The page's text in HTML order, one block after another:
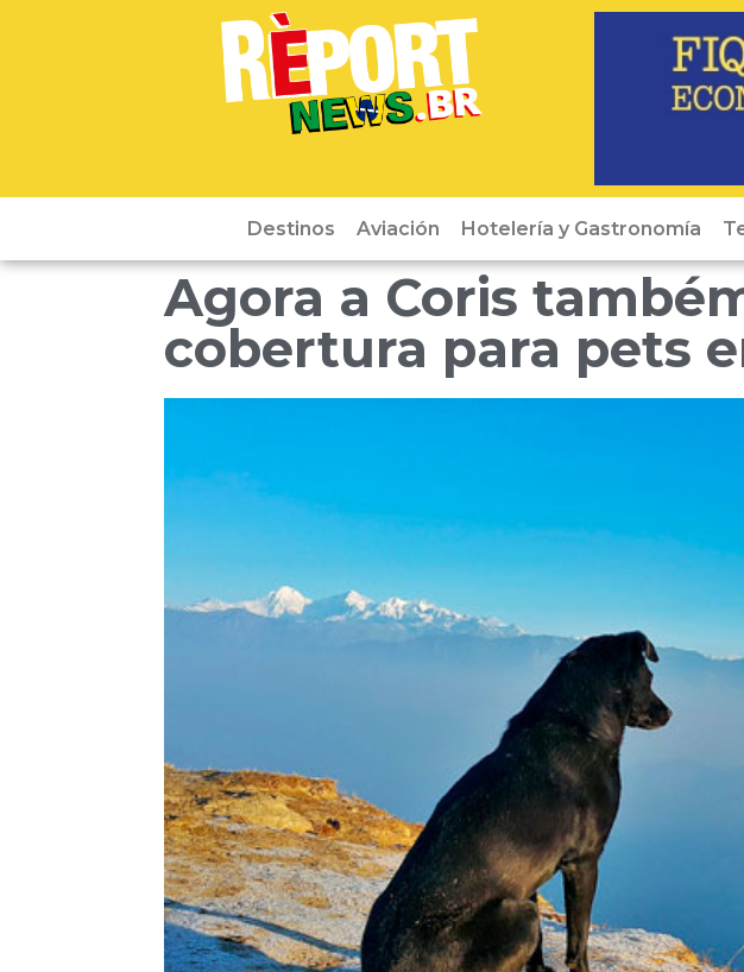
Destinos Aviación Hotelería y Gastronomía
Agora a Coris
cobertura para pets